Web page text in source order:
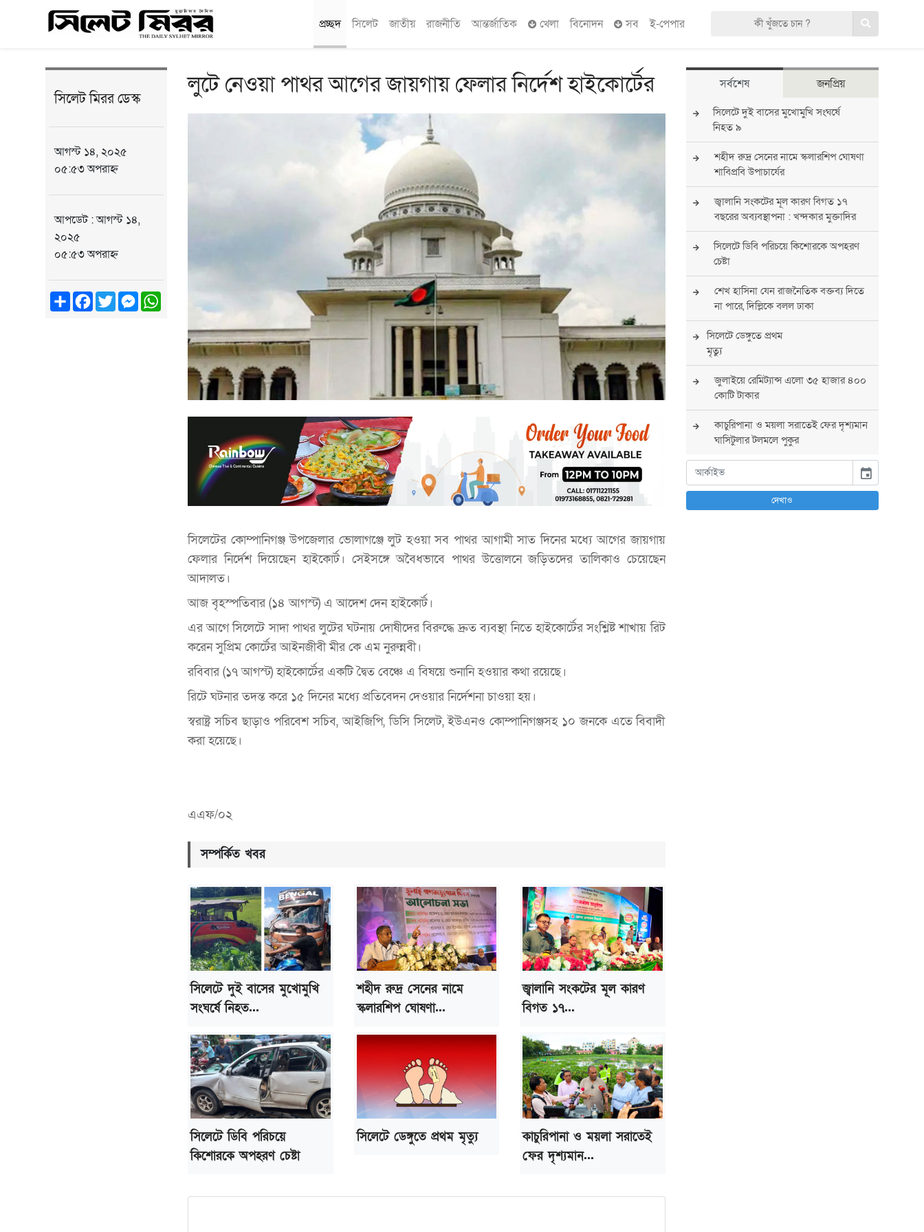
প্রচ্ছদ সিলেট জাতীয় রাজনীতি আন্তর্জাতিক খেলা বিনোদন সব ই-পেপার
সিলেট মিরর ডেস্ক
আগস্ট ১৪, ২০২৫
০৫:৫৩ অপরাহ্ন
আপডেট : আগস্ট ১৪,
২০২৫
০৫:৫৩ অপরাহ্ন
ShareFacebook
TwitterMessenger
লুটে নেওয়া পাথর আগের জায়গায় ফেলার নির্দেশ হাইকোর্টের
সিলেটের কোম্পানিগঞ্জ উপজেলার ভোলাগঞ্জে লুট হওয়া সব পাথর আগামী সাত দিনের মধ্যে আগের জায়গায়
ফেলার নির্দেশ দিয়েছেন হাইকোর্ট। সেইসঙ্গে অবৈধভাবে পাথর উত্তোলনে জড়িতদের তালিকাও চেয়েছেন
আদালত।
আজ বৃহস্পতিবার (১৪ আগস্ট) এ আদেশ দেন হাইকোর্ট।
এর আগে সিলেটে সাদা পাথর লুটের ঘটনায় দোষীদের বিরুদ্ধে দ্রুত ব্যবস্থা নিতে হাইকোর্টের সংশ্লিষ্ট শাখায় রিট
করেন সুপ্রিম কোর্টের আইনজীবী মীর কে এম নুরুন্নবী।
রবিবার (১৭ আগস্ট) হাইকোর্টের একটি দ্বৈত বেঞ্চে এ বিষয়ে শুনানি হওয়ার কথা রয়েছে।
রিটে ঘটনার তদন্ত করে ১৫ দিনের মধ্যে প্রতিবেদন দেওয়ার নির্দেশনা চাওয়া হয়।
স্বরাষ্ট্র সচিব ছাড়াও পরিবেশ সচিব, আইজিপি, ডিসি সিলেট, ইউএনও কোম্পানিগঞ্জসহ ১০ জনকে এতে বিবাদী
করা হয়েছে।
এএফ/০২
সম্পর্কিত খবর
সিলেটে দুই বাসের মুখোমুখি
সংঘর্ষে নিহত...
শহীদ রুদ্র সেনের নামে
স্কলারশিপ ঘোষণা...
জ্বালানি সংকটের মূল কারণ
বিগত ১৭...
সিলেটে ডিবি পরিচয়ে
কিশোরকে অপহরণ চেষ্টা
সিলেটে ডেঙ্গুতে প্রথম মৃত্যু
কাচুরিপানা ও ময়লা সরাতেই
ফের দৃশ্যমান...
সর্বশেষ জনপ্রিয়
সিলেটে দুই বাসের মুখোমুখি সংঘর্ষে
নিহত ৯
শহীদ রুদ্র সেনের নামে স্কলারশিপ ঘোষণা
শাবিপ্রবি উপাচার্যের
জ্বালানি সংকটের মূল কারণ বিগত ১৭
বছরের অব্যবস্থাপনা : খন্দকার মুক্তাদির
সিলেটে ডিবি পরিচয়ে কিশোরকে অপহরণ
চেষ্টা
শেখ হাসিনা যেন রাজনৈতিক বক্তব্য দিতে
না পারে, দিল্লিকে বলল ঢাকা
সিলেটে ডেঙ্গুতে প্রথম
মৃত্যু
জুলাইয়ে রেমিট্যান্স এলো ৩৫ হাজার ৪০০
কোটি টাকার
কাচুরিপানা ও ময়লা সরাতেই ফের দৃশ্যমান
ঘাসিটুলার টলমলে পুকুর
সারা দেশে সর্বোচ্চ সতর্কতা জারি
পুলিশের
বিএনপির রাষ্ট্রপতি প্রার্থী চূড়ান্ত করবেন
event
দেখাও